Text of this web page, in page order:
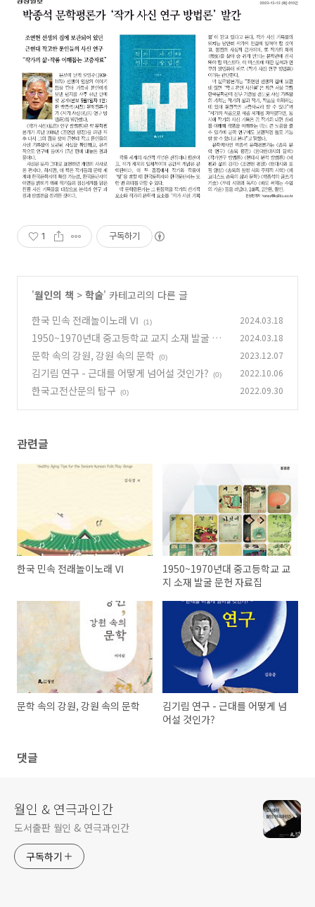
1 구독하기
'월인의 책 > 학술' 카테고리의 다른 글
한국 민속 전래놀이노래 Ⅵ
(1) 2024.03.18
1950~1970년대 중고등학교 교지 소재 발굴 문
헌 자료집
(0)
2024.03.18
문학 속의 강원, 강원 속의 문학 (0) 2023.12.07
김기림 연구 - 근대를 어떻게 넘어설 것인가? (0) 2022.10.06
한국고전산문의 탐구 (0) 2022.09.30
관련글
한국 민속 전래놀이노래 Ⅵ
1950~1970년대 중고등학교 교
지 소재 발굴 문헌 자료집
문학 속의 강원, 강원 속의 문학
김기림 연구 - 근대를 어떻게 넘
어설 것인가?
댓글
월인 & 연극과인간
도서출판 월인 & 연극과인간
구독하기